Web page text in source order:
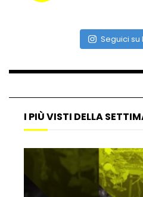
Vulcano di
male
Atterraggio di
attimi di paura
Seguici
I PIÙ VISTI DELLA